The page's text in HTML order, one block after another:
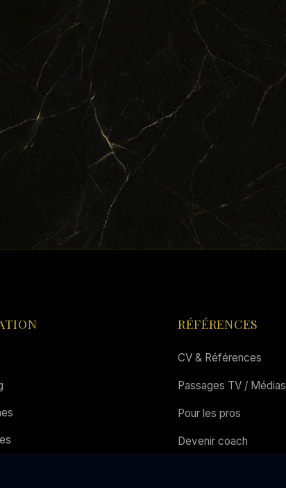
RÉFÉRENCES
CV & Références
Passages TV / Médias
Pour les pros
Devenir coach